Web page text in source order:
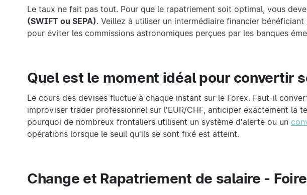
Le taux ne fait pas tout. Pour que le rapatriement soit optimal, vous
(SWIFT ou SEPA). Veillez à utiliser un intermédiaire financier
pour éviter les commissions astronomiques perçues par les banques
Quel est le moment idéal pour convertir
Le cours des devises fluctue à chaque instant sur le Forex. Faut-il
improviser trader professionnel sur l'EUR/CHF, anticiper exactement la
pourquoi de nombreux frontaliers utilisent un système d'alerte ou un
opérations lorsque le seuil qu'ils se sont fixé est atteint.
Change et Rapatriement de salaire -